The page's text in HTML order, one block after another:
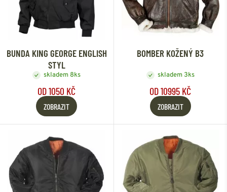
BUNDA KING GEORGE ENGLISH
STYL
skladem 8ks
OD 1050 KČ
ZOBRAZIT
BOMBER KOŽENÝ B3
skladem 3ks
OD 10995 KČ
ZOBRAZIT